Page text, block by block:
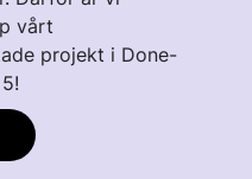
vårt
projekt i Done-